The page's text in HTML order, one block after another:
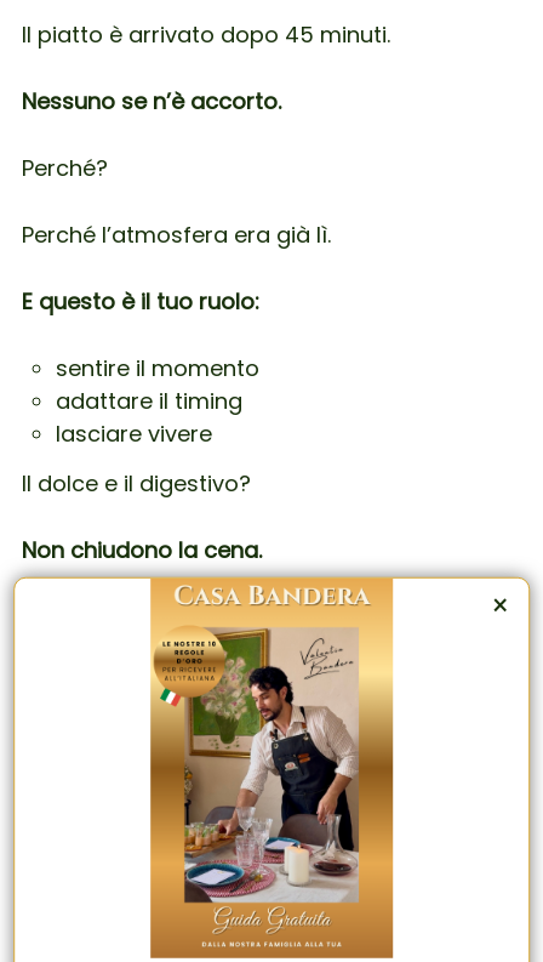
Il piatto è arrivato dopo 45 minuti.
Nessuno se n’è accorto.
Perché?
Perché l’atmosfera era già lì.
E questo è il tuo ruolo:
sentire il momento
adattare il timing
lasciare vivere
Il dolce e il digestivo?
Non chiudono la cena.
Prolungano l’emozione.
E tu… finalmente sei a tavola con loro.
Perché sì… organizzare unacena italiana
non si improvvisa.
Costruire unmenu italiano
×